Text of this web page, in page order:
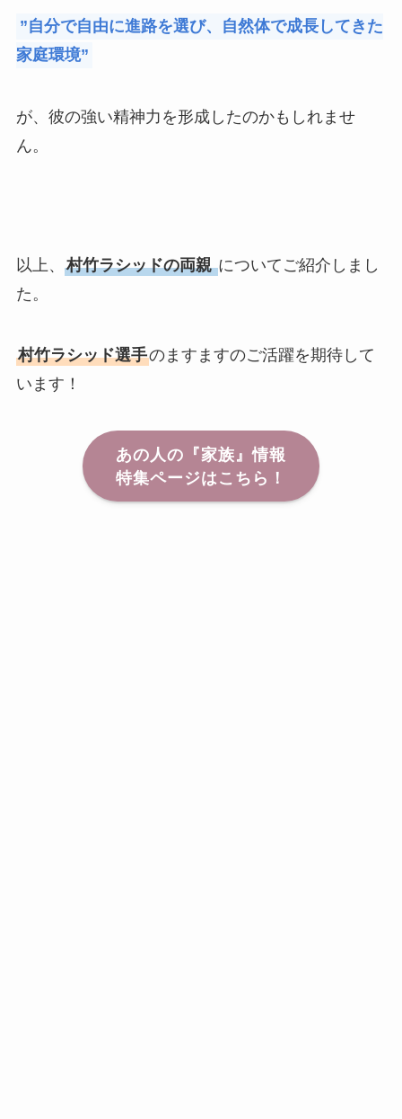
”自分で自由に進路を選び、自然体で成長してきた
家庭環境”
が、彼の強い精神力を形成したのかもしれませ
ん。
以上、 村竹ラシッドの両親についてご紹介しまし
た。
村竹ラシッド選手のますますのご活躍を期待して
います！
あの人の『家族』情報
特集ページはこちら！